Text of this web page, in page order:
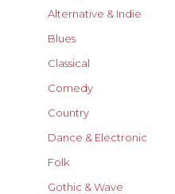
Alternative & Indie
Blues
Classical
Comedy
Country
Dance & Electronic
Folk
Gothic & Wave